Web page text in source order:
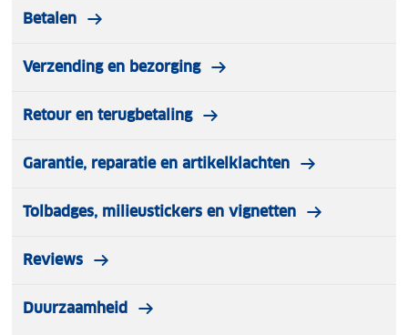
Betalen
Verzending en bezorging
Retour en terugbetaling
Garantie, reparatie en artikelklachten
Tolbadges, milieustickers en vignetten
Reviews
Duurzaamheid